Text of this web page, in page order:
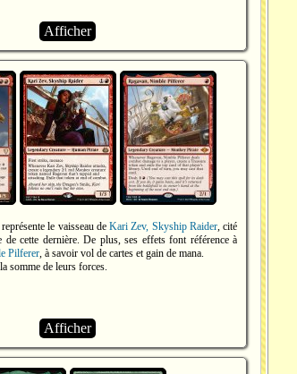
Afficher
le vaisseau de Kari Zev, Skyship Raider, cité
de cette dernière. De plus, ses effets font référence à
Pilferer, à savoir vol de cartes et gain de mana.
somme de leurs forces.
Afficher